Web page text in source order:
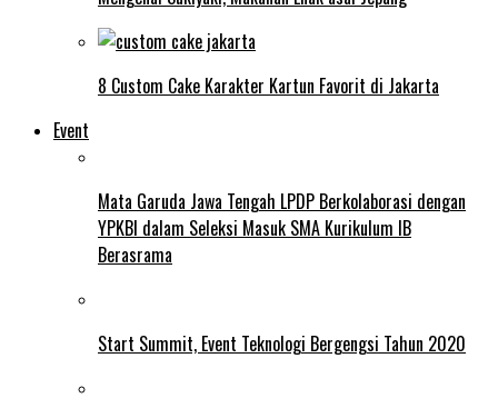
8 Custom Cake Karakter Kartun Favorit di Jakarta
Event
Mata Garuda Jawa Tengah LPDP Berkolaborasi dengan
YPKBI dalam Seleksi Masuk SMA Kurikulum IB
Berasrama
Start Summit, Event Teknologi Bergengsi Tahun 2020